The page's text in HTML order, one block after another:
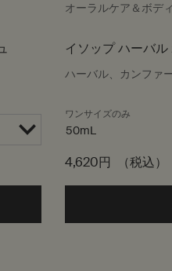
ドラム アロマティック ハンドウ
オーラルケア＆ボデ
イソップ ハーバ
ハーバル、カンファ
ワンサイズのみ
50mL
4,620円 （税込）